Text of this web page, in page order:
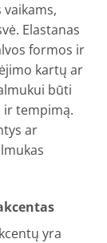
Elastanas
formos ir
kartų ar
būti
ir tempimą.
ar
yra